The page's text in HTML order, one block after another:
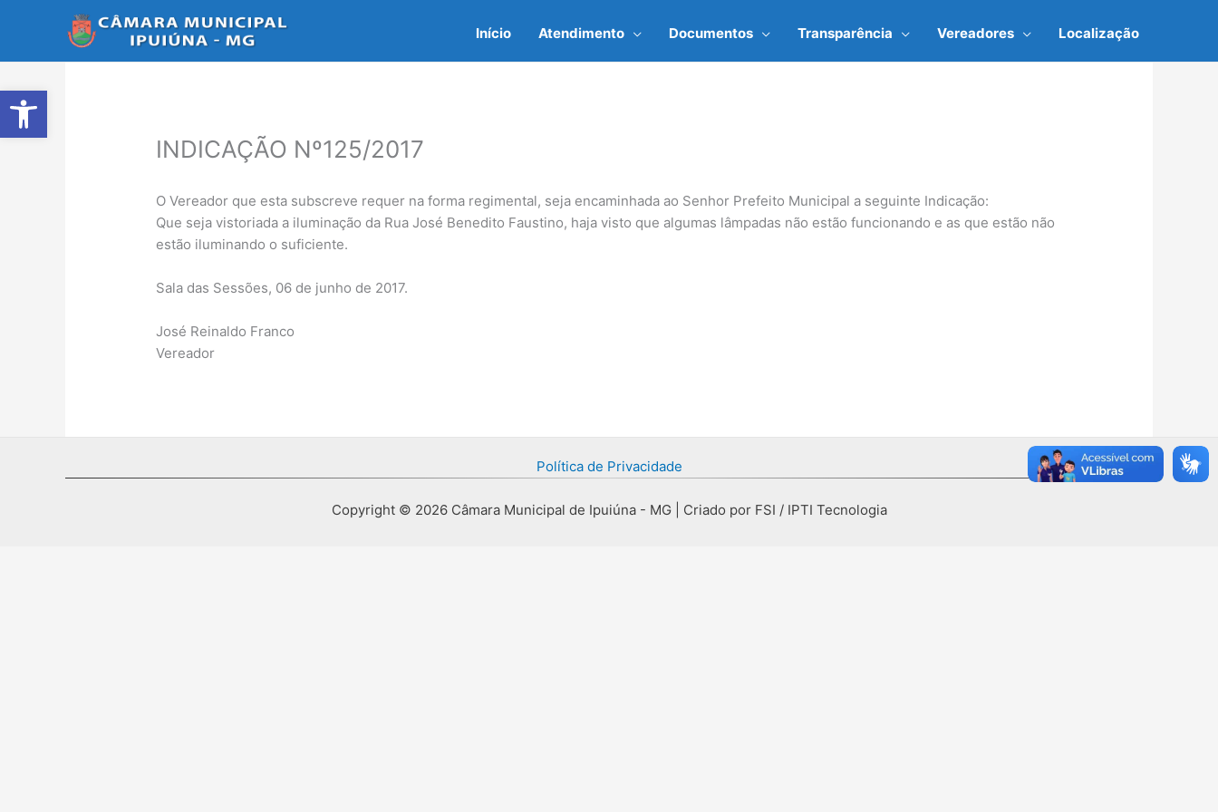
Abrir a barra de ferramentas
Início Atendimento Documentos Transparência Vereadores Localização
INDICAÇÃO Nº125/2017
O Vereador que esta subscreve requer na forma regimental, seja encaminhada ao Senhor Prefeito Municipal a seguinte Indicação:
Que seja vistoriada a iluminação da Rua José Benedito Faustino, haja visto que algumas lâmpadas não estão funcionando e as que estão não
estão iluminando o suficiente.
Sala das Sessões, 06 de junho de 2017.
José Reinaldo Franco
Vereador
Política de Privacidade
Copyright © 2026 Câmara Municipal de Ipuiúna - MG | Criado por FSI / IPTI Tecnologia